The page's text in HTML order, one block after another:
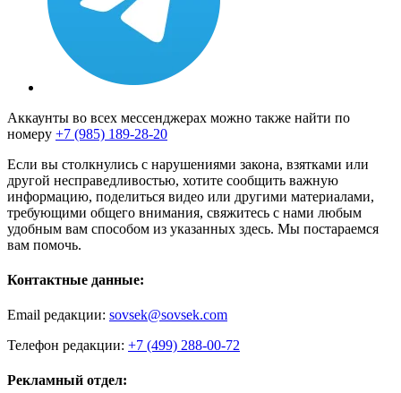
Аккаунты во всех мессенджерах можно также найти по
номеру +7 (985) 189-28-20
Если вы столкнулись с нарушениями закона, взятками или
другой несправедливостью, хотите сообщить важную
информацию, поделиться видео или другими материалами,
требующими общего внимания, свяжитесь с нами любым
удобным вам способом из указанных здесь. Мы постараемся
вам помочь.
Контактные данные:
Email редакции: sovsek@sovsek.com
Телефон редакции: +7 (499) 288-00-72
Рекламный отдел: